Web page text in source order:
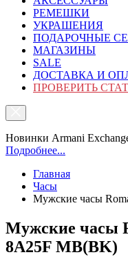
РЕМЕШКИ
УКРАШЕНИЯ
ПОДАРОЧНЫЕ
МАГАЗИНЫ
SALE
ДОСТАВКА И
ПРОВЕРИТЬ
Новинки Armani
Подробнее...
Главная
Часы
Мужские часы
Мужские часы
8A25F MB(BK)